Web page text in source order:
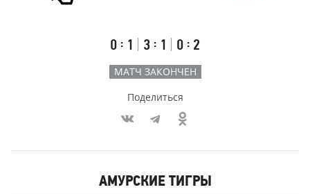
Первый
тайм
0 : 1
Второй
тайм
3 : 1
Третий
тайм
0 : 2
МАТЧ ЗАКОНЧЕН
Поделиться
АМУРСКИЕ ТИГРЫ